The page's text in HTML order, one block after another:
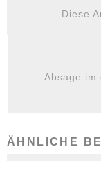
Diese
Absage im
ÄHNLICHE